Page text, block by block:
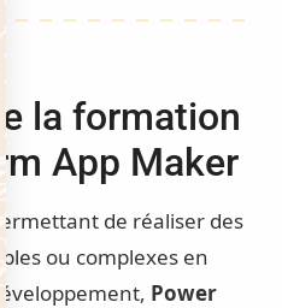
la formation
App Maker
de réaliser des
ou complexes en
Power